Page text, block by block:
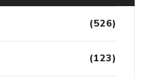
(526)
(123)